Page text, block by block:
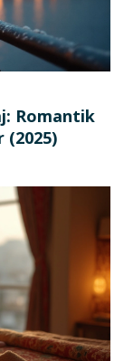
Romantik
(2025)